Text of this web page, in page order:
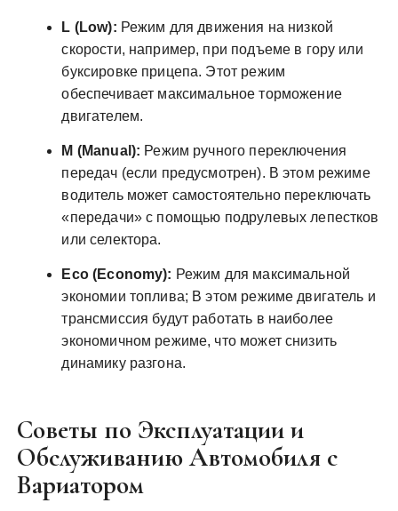
L (Low): Режим для движения на низкой
скорости, например, при подъеме в гору или
буксировке прицепа. Этот режим
обеспечивает максимальное торможение
двигателем.
M (Manual): Режим ручного переключения
передач (если предусмотрен). В этом режиме
водитель может самостоятельно переключать
«передачи» с помощью подрулевых лепестков
или селектора.
Eco (Economy): Режим для максимальной
экономии топлива; В этом режиме двигатель и
трансмиссия будут работать в наиболее
экономичном режиме, что может снизить
динамику разгона.
Советы по Эксплуатации и
Обслуживанию Автомобиля с
Вариатором